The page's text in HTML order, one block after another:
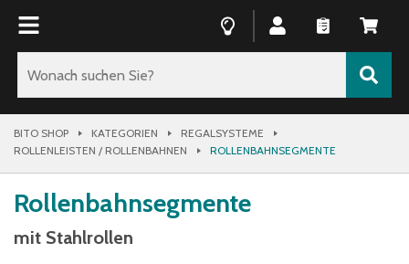
BITO SHOP KATEGORIEN
REGALSYSTEME
ROLLENLEISTEN / ROLLENBAHNEN
ROLLENBAHNSEGMENTE
Rollenbahnsegmente
mit Stahlrollen